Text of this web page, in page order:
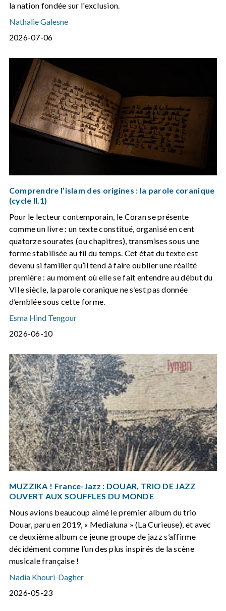
la nation fondée sur l'exclusion.
Nathalie Galesne
2026-07-06
Comprendre l’islam des origines : la parole coranique
(cycle II.1)
Pour le lecteur contemporain, le Coran se présente
comme un livre : un texte constitué, organisé en cent
quatorze sourates (ou chapitres), transmises sous une
forme stabilisée au fil du temps. Cet état du texte est
devenu si familier qu’il tend à faire oublier une réalité
première : au moment où elle se fait entendre au début du
VIIe siècle, la parole coranique ne s’est pas donnée
d’emblée sous cette forme.
Esma Hind Tengour
2026-06-10
MUZZIKA ! France-Jazz : DOUAR, TRIO DE JAZZ
OUVERT AUX SOUFFLES DU MONDE
Nous avions beaucoup aimé le premier album du trio
Douar, paru en 2019, « Medialuna » (La Curieuse), et avec
ce deuxième album ce jeune groupe de jazz s’affirme
décidément comme l’un des plus inspirés de la scène
musicale française !
Nadia Khouri-Dagher
2026-05-23